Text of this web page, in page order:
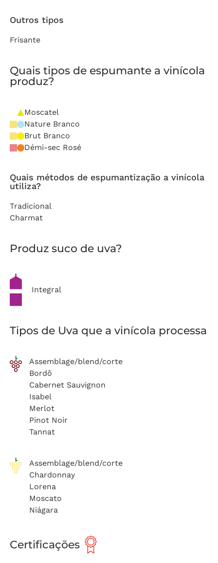
Outros tipos
Frisante
Quais tipos de espumante a vinícola
produz?
Moscatel
Nature Branco
Brut Branco
Démi-sec Rosé
Quais métodos de espumantização a vinícola
utiliza?
Tradicional
Charmat
Produz suco de uva?
Integral
Tipos de Uva que a vinícola processa
Assemblage/blend/corte
Bordô
Cabernet Sauvignon
Isabel
Merlot
Pinot Noir
Tannat
Assemblage/blend/corte
Chardonnay
Lorena
Moscato
Niágara
Certificações